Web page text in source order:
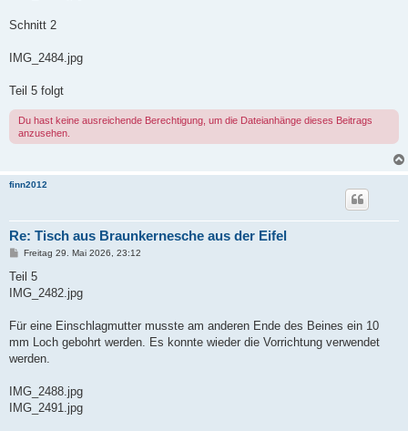
Schnitt 2
IMG_2484.jpg
Teil 5 folgt
Du hast keine ausreichende Berechtigung, um die Dateianhänge dieses Beitrags
anzusehen.
finn2012
Re: Tisch aus Braunkernesche aus der Eifel
B
i
r
Freitag 29. Mai 2026, 23:12
Teil 5
IMG_2482.jpg
Für eine Einschlagmutter musste am anderen Ende des Beines ein 10
mm Loch gebohrt werden. Es konnte wieder die Vorrichtung verwendet
werden.
IMG_2488.jpg
IMG_2491.jpg